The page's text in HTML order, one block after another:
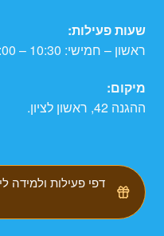
שעות פעילות:
ראשון – חמישי: 10:30 – 17:00.
מיקום:
ההגנה 42, ראשון לציון.
דפי פעילות ולמידה